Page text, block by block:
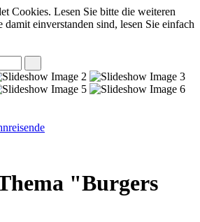
Cookies. Lesen Sie bitte die weiteren
einverstanden sind, lesen Sie einfach
"Burgers